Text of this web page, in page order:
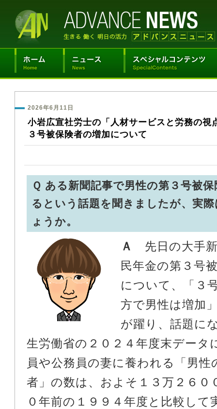
2026年6月11日
小岩広宣社労士の「人材サービスと労務の視
３号被保険者の増加について
Ｑ ある新聞記事で男性の第３号被
るという話題を聞きましたが、実
ょうか。
Ａ
先日の大手
民年金の第３号
について、「３
方で男性は増加
が躍り、話題に
生労働省の２０２４年度末データ
員や公務員の妻に養われる「男性
者」の数は、およそ１３万２６０
０年前の１９９４年度と比較して